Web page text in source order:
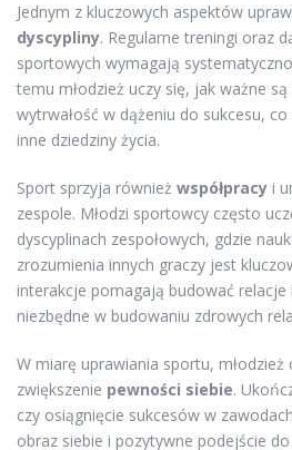
Jednym z kluczowych aspektów
dyscypliny. Regularne treningi oraz
sportowych wymagają
temu młodzież uczy się, jak ważne
wytrwałość w dążeniu do sukcesu,
inne dziedziny życia.
Sport sprzyja również współpracy i
zespole. Młodzi sportowcy często
dyscyplinach zespołowych, gdzie
zrozumienia innych graczy jest
interakcje pomagają budować
niezbędne w budowaniu zdrowych
W miarę uprawiania sportu, młodzież
zwiększenie pewności siebie.
czy osiągnięcie sukcesów w
obraz siebie i pozytywne podejście do